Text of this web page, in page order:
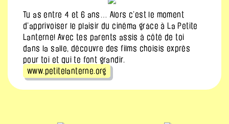
Tu as entre 4 et 6 ans… Alors c’est le moment
d’apprivoiser le plaisir du cinéma grâce à La Petite
Lanterne! Avec tes parents assis à côté de toi
dans la salle, découvre des films choisis exprès
pour toi et qui te font grandir.
www.petitelanterne.org